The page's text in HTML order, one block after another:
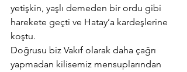
yetişkin, yaşlı demeden bir ordu gibi
harekete geçti ve Hatay’a kardeşlerine
koştu.
Doğrusu biz Vakıf olarak daha çağrı
yapmadan kilisemiz mensuplarından